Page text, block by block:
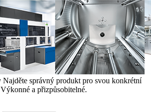
Najděte správný produkt pro svou konkrétní
a přizpůsobitelné.